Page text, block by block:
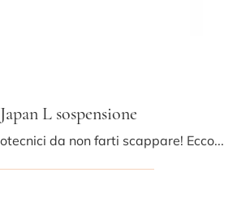
Japan L sospensione
Progetti illuminotecnici da non farti scappare! Eccoti la lampada a sospensione moderna Japan L sospensione di Midj.